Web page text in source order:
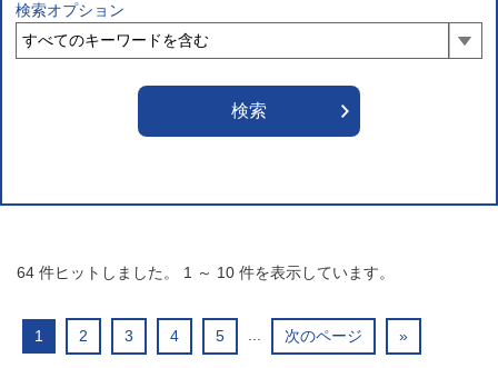
検索オプション
64 件ヒットしました。 1 ～ 10 件を表示しています。
1 2 3 4 5 ... 次のページ »